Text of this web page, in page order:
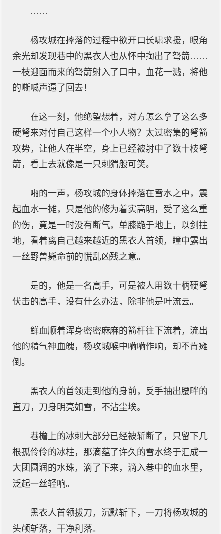
……
杨攻城在摔落的过程中欲开口长啸求援，眼角
余光却发现巷中的黑衣人也从怀中掏出了弩箭……
一枝迎面而来的弩箭射入了口中，血花一溅，将他
的嘶喊声逼了回去！
在这一刻，他绝望想着，对方怎么拿了这么多
硬弩来对付自己这样一个小人物？太过密集的弩箭
攻势，让他人在半空，身上已经被射中了数十枝弩
箭，看上去就像是一只刺猬般可笑。
啪的一声，杨攻城的身体摔落在雪水之中，震
起血水一摊，只是他的修为着实高明，受了这么重
的伤，竟是一时没有断气，单膝跪于地上，以剑拄
地，看着离自己越来越近的黑衣人首领，瞳中露出
一丝野兽毙命前的慌乱凶残之意。
是的，他是一名高手，可是被人用数十柄硬弩
伏击的高手，没有什么办法，除非他是叶流云。
鲜血顺着浑身密密麻麻的箭杆往下流着，流出
他的精气神血魄，杨攻城喉中嗬嗬作响，却不肯瘫
倒。
黑衣人的首领走到他的身前，反手抽出腰畔的
直刀，刀身明亮如雪，不沾尘埃。
巷檐上的冰刺大部分已经被斩断了，只留下几
根孤伶伶的冰柱，那滴蕴了许久的雪水终于汇成一
大团圆润的水珠，滴了下来，滴入巷中的血水里，
泛起一丝轻响。
黑衣人首领拔刀，沉默斩下，一刀将杨攻城的
头颅斩落，干净利落。